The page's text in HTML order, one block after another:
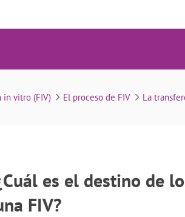
sobrantes de una FIV?
510
in vitro (FIV) El proceso de FIV La
es el destino de
FIV?